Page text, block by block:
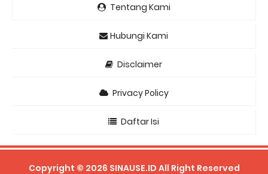
Tentang Kami
Hubungi Kami
Disclaimer
Privacy Policy
Daftar Isi
Copyright © 2026 SINAUSE.ID All Right Reserved